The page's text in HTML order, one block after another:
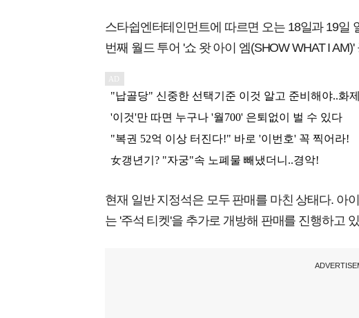
스타쉽엔터테인먼트에 따르면 오는 18일과 19일
번째 월드 투어 '쇼 왓 아이 엠(SHOW WHAT I
현재 일반 지정석은 모두 판매를 마친 상태다. 아
는 '주석 티켓'을 추가로 개방해 판매를 진행하고